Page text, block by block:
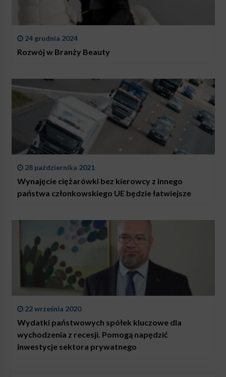
24 grudnia 2024
Rozwój w Branży Beauty
28 października 2021
Wynajęcie ciężarówki bez kierowcy z innego
państwa członkowskiego UE będzie łatwiejsze
22 września 2020
Wydatki państwowych spółek kluczowe dla
wychodzenia z recesji. Pomogą napędzić
inwestycje sektora prywatnego